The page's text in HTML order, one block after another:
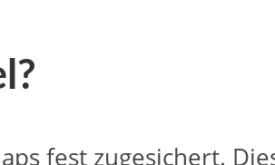
fest zugesichert.